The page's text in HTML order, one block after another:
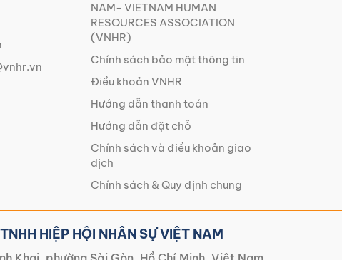
NAM- VIETNAM HUMAN
RESOURCES ASSOCIATION
(VNHR)
Chính sách bảo mật thông tin
Điều khoản VNHR
Hướng dẫn thanh toán
Hướng dẫn đặt chỗ
Chính sách và điều khoản giao
dịch
Chính sách & Quy định chung
HIỆP HỘI NHÂN SỰ VIỆT NAM